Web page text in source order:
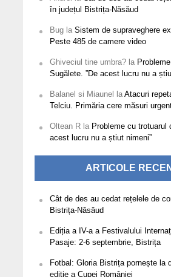
în județul Bistrița-Năsăud
Bugla Sistem de supraveghere
Peste 485 de camere video
Ghiveciul tine umbra?la
Sugălete. ”De acest lucru nu a
Balanel si Miaunel la Atacuri
Telciu. Primăria cere măsuri
Oltean Rla Probleme cu trotuarul
acest lucru nu a știut nimeni”
ARTICOLE
Cât de des au cedat rețelele de
Bistrița-Năsăud
Ediția a IV-a a Festivalului
Pasaje: 2-6 septembrie, Bistrița
Fotbal: Gloria Bistrița pornește la
ediție a Cupei României